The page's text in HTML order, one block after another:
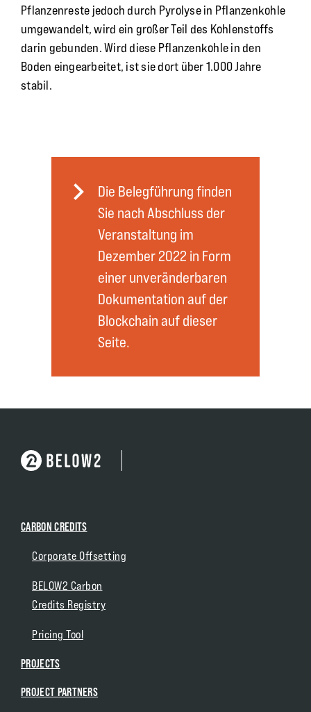
Pflanzenreste jedoch durch Pyrolyse in Pflanzenkohle
umgewandelt, wird ein großer Teil des Kohlenstoffs
darin gebunden. Wird diese Pflanzenkohle in den
Boden eingearbeitet, ist sie dort über 1.000 Jahre
stabil.
Die Belegführung finden
Sie nach Abschluss der
Veranstaltung im
Dezember 2022 in Form
einer unveränderbaren
Dokumentation auf der
Blockchain auf dieser
Seite.
CARBON CREDITS
Corporate Offsetting
BELOW2 Carbon
Credits Registry
Pricing Tool
PROJECTS
PROJECT PARTNERS